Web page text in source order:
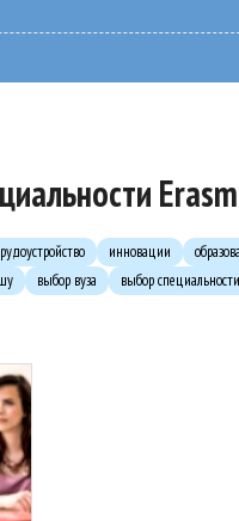
инновации
выбор вуза выбор специальности